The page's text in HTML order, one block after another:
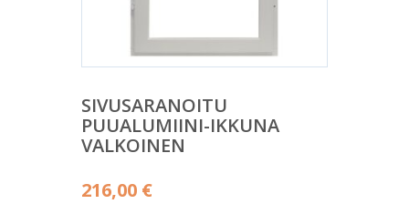
SIVUSARANOITU
PUUALUMIINI-IKKUNA
VALKOINEN
216,00 €